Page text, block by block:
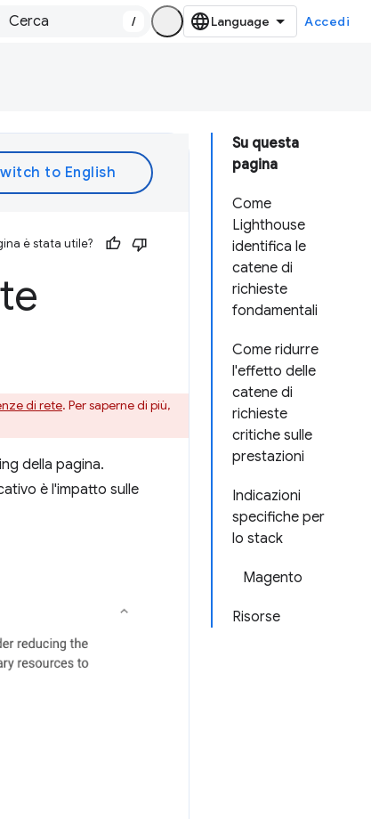
/ Accedi
Su questa
pagina
Come
Lighthouse
identifica le
catene di
richieste
fondamentali
Come ridurre
l'effetto delle
catene di
richieste
critiche sulle
prestazioni
Indicazioni
specifiche per
lo stack
Magento
Risorse
è stata utile?
di rete. Per saperne di più,
della pagina.
è l'impatto sulle